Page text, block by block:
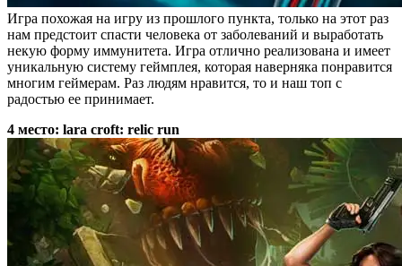
Игра похожая на игру из прошлого пункта, только на этот раз
нам предстоит спасти человека от заболеваний и выработать
некую форму иммунитета. Игра отлично реализована и имеет
уникальную систему геймплея, которая наверняка понравится
многим геймерам. Раз людям нравится, то и наш топ с
радостью ее принимает.
4 место: lara croft: relic run